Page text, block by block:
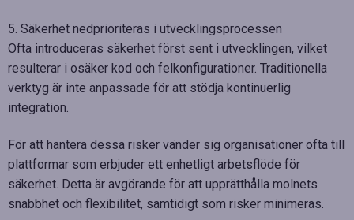
5. Säkerhet nedprioriteras i utvecklingsprocessen
Ofta introduceras säkerhet först sent i utvecklingen, vilket
resulterar i osäker kod och felkonfigurationer. Traditionella
verktyg är inte anpassade för att stödja kontinuerlig
integration.
För att hantera dessa risker vänder sig organisationer ofta till
plattformar som erbjuder ett enhetligt arbetsflöde för
säkerhet. Detta är avgörande för att upprätthålla molnets
snabbhet och flexibilitet, samtidigt som risker minimeras.